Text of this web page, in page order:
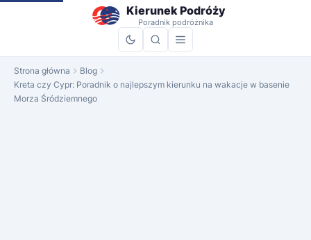
do
Kierunek Podróży
Poradnik podróżnika
Strona główna
Blog
Kreta czy Cypr: Poradnik o najlepszym kierunku na wakacje w basenie
Morza Śródziemnego